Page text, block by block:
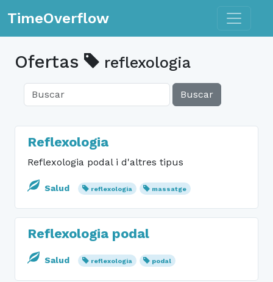
TimeOverflow Toggle
Ofertas reflexologia
Buscar
Reflexologia
Reflexologia podal i d'altres tipus
Salud reflexologia massatge
Reflexologia podal
Salud reflexologia podal